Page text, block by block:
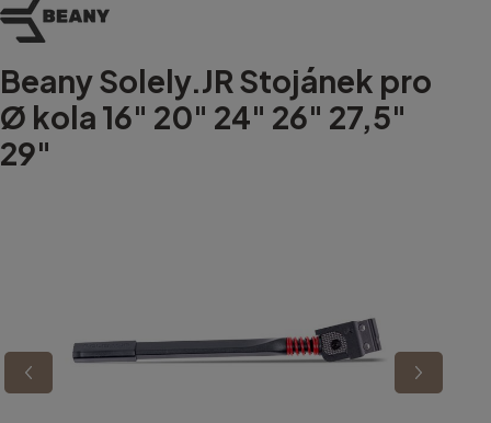
BeanySolely.JR Stojánek pro
Ø kola 16" 20" 24" 26" 27,5"
29"